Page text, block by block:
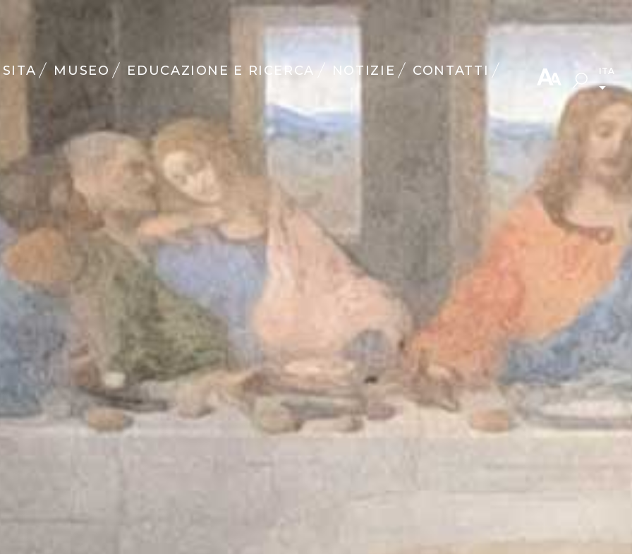
MUSEO EDUCAZIONE E RICERCA NOTIZIE CONTATTI ITA